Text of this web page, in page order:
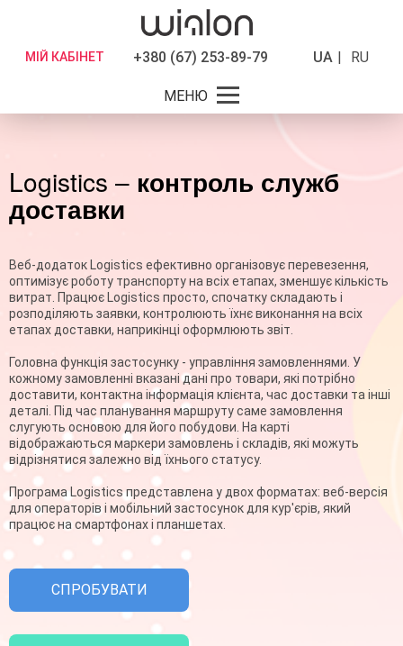
МЕНЮ
МІЙ КАБІНЕТ +380 (67) 253-89-79 UA RU
Logistics – контроль служб
доставки
Веб-додаток Logistics ефективно організовує перевезення,
оптимізує роботу транспорту на всіх етапах, зменшує кількість
витрат. Працює Logistics просто, спочатку складають і
розподіляють заявки, контролюють їхнє виконання на всіх
етапах доставки, наприкінці оформлюють звіт.
Головна функція застосунку - управління замовленнями. У
кожному замовленні вказані дані про товари, які потрібно
доставити, контактна інформація клієнта, час доставки та інші
деталі. Під час планування маршруту саме замовлення
слугують основою для його побудови. На карті
відображаються маркери замовлень і складів, які можуть
відрізнятися залежно від їхнього статусу.
Програма Logistics представлена у двох форматах: веб-версія
для операторів і мобільний застосунок для кур'єрів, який
працює на смартфонах і планшетах.
СПРОБУВАТИ